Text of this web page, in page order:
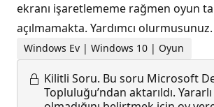
ekranı işaretlememe rağmen oyun
açılmamakta. Yardımcı olurmusunuz.
Windows Ev | Windows 10 | Oyun
Kilitli Soru. Bu soru Microsoft
Topluluğu’ndan aktarıldı.